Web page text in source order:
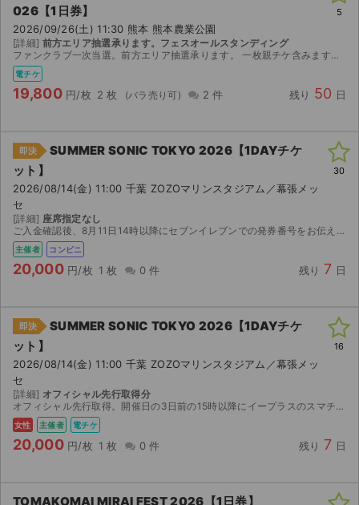
026【1日券】
2026/09/26(土) 11:30 熊本 熊本農業公園
[詳細] 前方エリア抽選承ります。フェスオールスタンディング
ファンクラブ一次当選。前方エリア抽選承ります。 一枚親チケ含みます。 本人確認対応不可。
電チケ
19,800 円/枚 2 枚 2 件 残り 50 日
5
即決
SUMMER SONIC TOKYO 2026【1DAYチケ
ット】
2026/08/14(金) 11:00 千葉 ZOZOマリンスタジアム／幕張メッ
セ
[詳細] 座席指定なし
ご入金確認後、8月11日14時以降にセブンイレブンでの発券番号をお伝えします。発券の際に店頭発券手数料165円を別途お支払いください。
主催者 コンビニ
20,000 円/枚 1 枚 0 件 残り 7 日
30
即決
SUMMER SONIC TOKYO 2026【1DAYチケ
ット】
2026/08/14(金) 11:00 千葉 ZOZOマリンスタジアム／幕張メッ
セ
[詳細] オフィシャル先行取得分
オフィシャル先行取得。開催日の3日前の15時以降にイープラスのスマチケで分配予定。
女性 主催者 電チケ
20,000 円/枚 1 枚 0 件 残り 7 日
16
TOMAKOMAI MIRAI FEST 2026【1日券】